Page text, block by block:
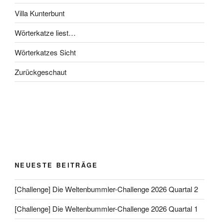
Villa Kunterbunt
Wörterkatze liest…
Wörterkatzes Sicht
Zurückgeschaut
NEUESTE BEITRÄGE
[Challenge] Die Weltenbummler-Challenge 2026 Quartal 2
[Challenge] Die Weltenbummler-Challenge 2026 Quartal 1